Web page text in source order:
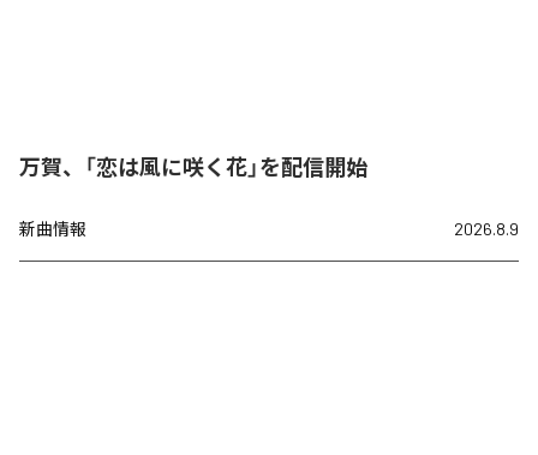
万賀、「恋は風に咲く花」を配信開始
新曲情報 2026.8.9